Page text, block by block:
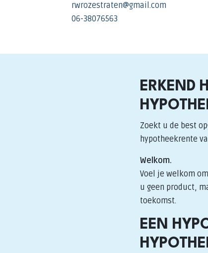
rwrozestraten@gmail.com
06-38076563
ERKEND
Zoekt u de best
hypotheekrente
Welkom.
Voel je welkom
u geen product,
toekomst.
EEN